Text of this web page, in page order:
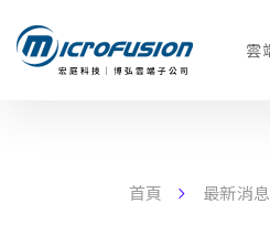
雲
首頁 最新消息